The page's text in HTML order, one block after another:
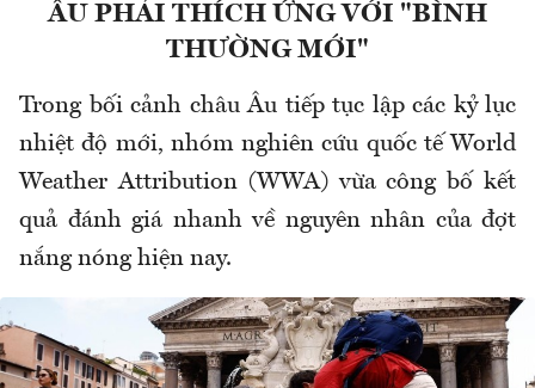
ÂU PHẢI THÍCH ỨNG VỚI "BÌNH
THƯỜNG MỚI"
Trong bối cảnh châu Âu tiếp tục lập các kỷ lục
nhiệt độ mới, nhóm nghiên cứu quốc tế World
Weather Attribution (WWA) vừa công bố kết
quả đánh giá nhanh về nguyên nhân của đợt
nắng nóng hiện nay.